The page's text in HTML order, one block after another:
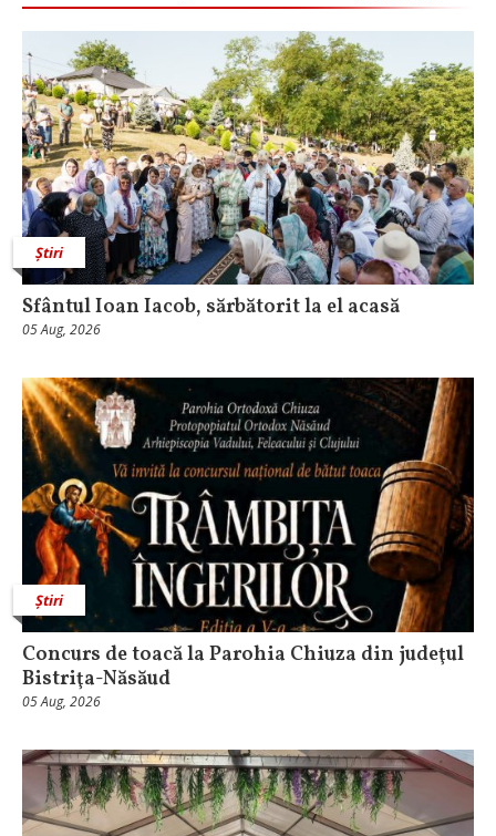
Știri
Sfântul Ioan Iacob, sărbătorit la el acasă
05 Aug, 2026
Știri
​Concurs de toacă la Parohia Chiuza din judeţul
Bistriţa-Năsăud
05 Aug, 2026